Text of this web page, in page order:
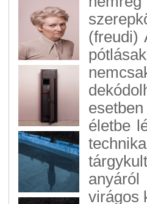
(freudi)
életbe
virágos